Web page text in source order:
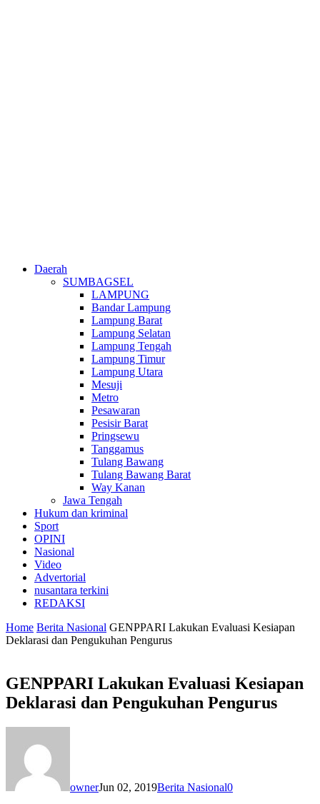
Daerah
SUMBAGSEL
LAMPUNG
Bandar Lampung
Lampung Barat
Lampung Selatan
Lampung Tengah
Lampung Timur
Lampung Utara
Mesuji
Metro
Pesawaran
Pesisir Barat
Pringsewu
Tanggamus
Tulang Bawang
Tulang Bawang Barat
Way Kanan
Jawa Tengah
Hukum dan kriminal
Sport
OPINI
Nasional
Video
Advertorial
nusantara terkini
REDAKSI
Home Berita Nasional GENPPARI Lakukan Evaluasi Kesiapan
Deklarasi dan Pengukuhan Pengurus
GENPPARI Lakukan Evaluasi Kesiapan
Deklarasi dan Pengukuhan Pengurus
ownerJun 02, 2019Berita Nasional0